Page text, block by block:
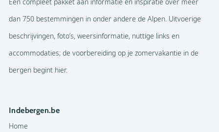
Een compleet pakket aan informatie en inspiratie over meer
dan 750 bestemmingen in onder andere de Alpen. Uitvoerige
beschrijvingen, foto’s, weersinformatie, nuttige links en
accommodaties; de voorbereiding op je zomervakantie in de
bergen begint hier.
Indebergen.be
Home